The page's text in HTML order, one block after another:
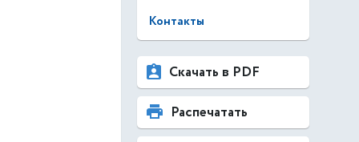
Контакты
Скачать в PDF
Распечатать